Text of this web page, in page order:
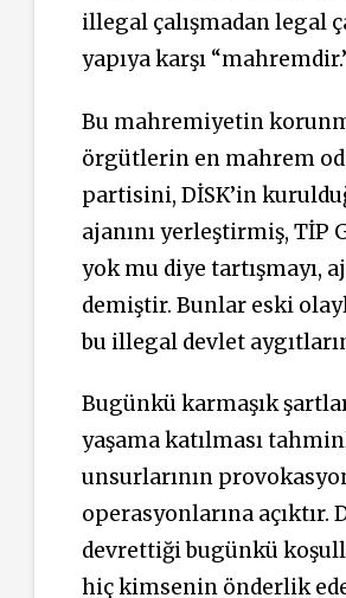
illegal çalışmadan legal
yapıya karşı
Bu mahremiyetin
örgütlerin en mahrem
partisini, DİSK’in
ajanını yerleştirmiş, TİP
yok mu diye tartışmayı,
demiştir. Bunlar eski
bu illegal devlet
Bugünkü karmaşık
yaşama katılması
unsurlarının
operasyonlarına
devrettiği bugünkü
hiç kimsenin önderlik